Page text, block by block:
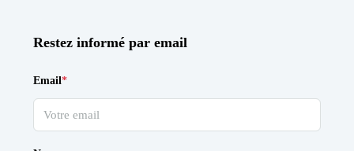
Restez informé par email
Email*